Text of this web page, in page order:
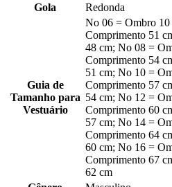
Gola
Redonda
Guia de
Tamanho para
Vestuário
No 06 = Ombro
Comprimento 51
48 cm; No 08 =
Comprimento 54
51 cm; No 10 =
Comprimento 57
54 cm; No 12 =
Comprimento 60
57 cm; No 14 =
Comprimento 64
60 cm; No 16 =
Comprimento 67
62 cm